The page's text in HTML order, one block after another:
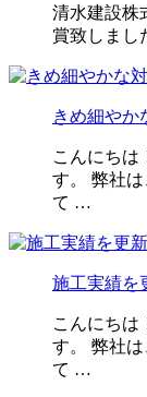
清水建設株
賞致しま
きめ細や
こんにちは
す。 弊社
て …
施工実績を
こんにちは
す。 弊社
て …